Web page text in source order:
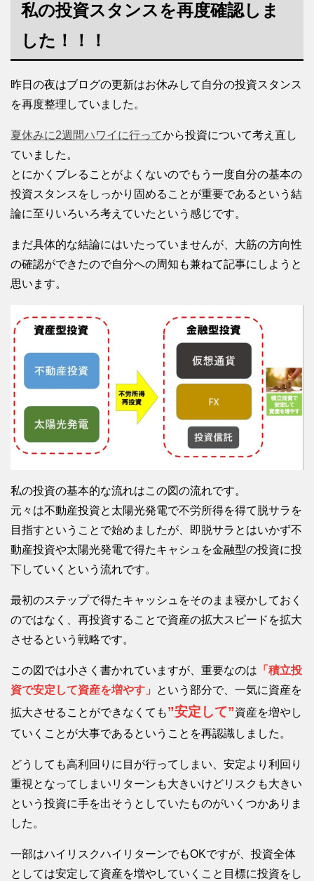
私の投資スタンスを再度確認しま
した！！！
昨日の夜はブログの更新はお休みして自分の投資スタンス
を再度整理していました。
夏休みに2週間ハワイに行ってから投資について考え直し
ていました。
とにかくブレることがよくないのでもう一度自分の基本の
投資スタンスをしっかり固めることが重要であるという結
論に至りいろいろ考えていたという感じです。
まだ具体的な結論にはいたっていませんが、大筋の方向性
の確認ができたので自分への周知も兼ねて記事にしようと
思います。
私の投資の基本的な流れはこの図の流れです。
元々は不動産投資と太陽光発電で不労所得を得て脱サラを
目指すということで始めましたが、即脱サラとはいかず不
動産投資や太陽光発電で得たキャシュを金融型の投資に投
下していくという流れです。
最初のステップで得たキャッシュをそのまま寝かしておく
のではなく、再投資することで資産の拡大スピードを拡大
させるという戦略です。
この図では小さく書かれていますが、重要なのは 「積立投
資で安定して資産を増やす」
という部分で、一気に資産を
拡大させることができなくても”安定して”資産を増やし
ていくことが大事であるということを再認識しました。
どうしても高利回りに目が行ってしまい、安定より利回り
重視となってしまいリターンも大きいけどリスクも大きい
という投資に手を出そうとしていたものがいくつかありま
した。
一部はハイリスクハイリターンでもOKですが、投資全体
としては安定して資産を増やしていくこと目標に投資をし